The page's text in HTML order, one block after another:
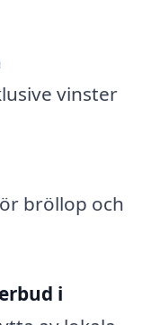
vinster
bröllop och
i